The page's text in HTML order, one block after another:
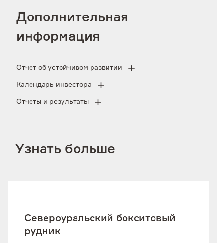
Дополнительная
информация
Отчет об устойчивом развитии
Календарь инвестора
Отчеты и результаты
Узнать больше
Североуральский бокситовый
рудник